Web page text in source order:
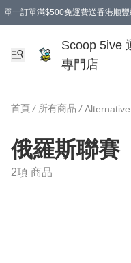
單一訂單滿$500免運費送香港順
Scoop 5ive
專門店
首頁 / 所有商品 /
俄羅斯聯賽
2項 商品